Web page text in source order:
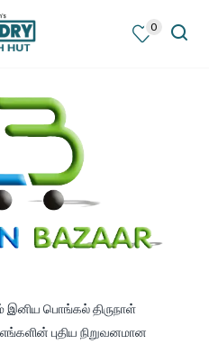
0
பொங்கல் திருநாள்
புதிய நிறுவனமான